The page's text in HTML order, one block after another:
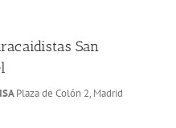
San
Plaza de Colón 2, Madrid